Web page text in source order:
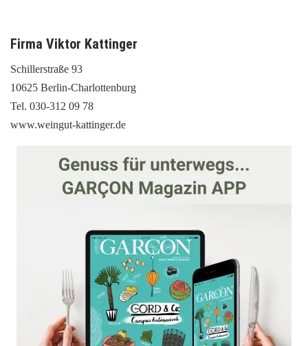
Firma Viktor Kattinger
Schillerstraße 93
10625 Berlin-Charlottenburg
Tel. 030-312 09 78
www.weingut-kattinger.de